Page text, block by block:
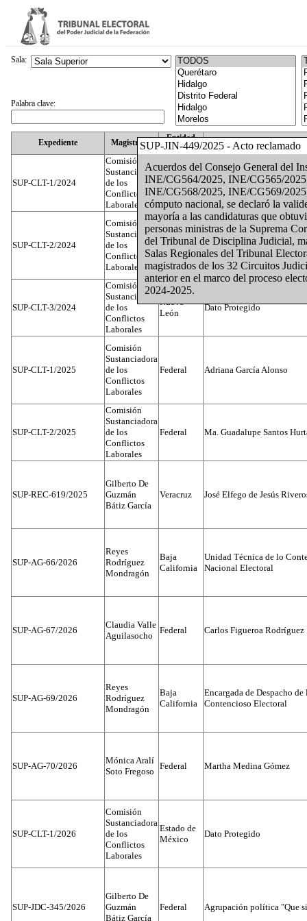
SUP-JIN-449/2025 - Acto reclamado
Acuerdos del Consejo General del
INE/CG564/2025, INE/CG565/
INE/CG568/2025, INE/CG569/
cómputo nacional, se declaró la
mayoría a las candidaturas que
personas ministras de la Suprema
del Tribunal de Disciplina Judicial,
Salas Regionales del Tribunal
magistrados de los 32 Circuitos
anterior en el marco del proceso
2024-2025.
Expediente Magistrado
Entidad
Federativa
SUP-CLT-1/2024
Comisión
Sustanciadora
de los
Conflictos
Laborales
Federal Juan José Serrato Velasco
SUP-CLT-2/2024
Comisión
Sustanciadora
de los
Conflictos
Laborales
Federal José Luis Muñoz Zambrano
SUP-CLT-3/2024
Comisión
Sustanciadora
de los
Conflictos
Laborales
Nuevo
León
Dato Protegido
SUP-CLT-1/2025
Comisión
Sustanciadora
de los
Conflictos
Laborales
Federal Adriana García Alonso
SUP-CLT-2/2025
Comisión
Sustanciadora
de los
Conflictos
Laborales
Federal Ma. Guadalupe Santos
SUP-REC-619/2025
Gilberto De
Guzmán
Bátiz García
Veracruz José Elfego de Jesús
SUP-AG-66/2026
Reyes
Rodríguez
Mondragón
Baja
California
Unidad Técnica de lo
Nacional Electoral
SUP-AG-67/2026
Claudia Valle
Aguilasocho
Federal Carlos Figueroa Rodríguez
SUP-AG-69/2026
Reyes
Rodríguez
Mondragón
Baja
California
Encargada de Despacho
Contencioso Electoral
SUP-AG-70/2026
Mónica Aralí
Soto Fregoso
Federal Martha Medina Gómez
SUP-CLT-1/2026
Comisión
Sustanciadora
de los
Conflictos
Laborales
Estado de
México
Dato Protegido
SUP-JDC-345/2026
Gilberto De
Guzmán
Bátiz García
Federal Agrupación política "Que
Sala:
Palabra clave: